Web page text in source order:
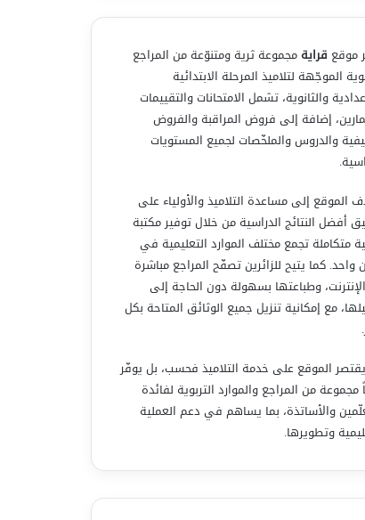
موقع قرايةمجموعة ثرية ومتنوّعة من المراجع
الموجّهة لتلاميذ المرحلة الابتدائية
والثانوية، تشمل الامتحانات والتقييمات
إضافة إلى فروض المراقبة والفروض
والدروس والملخّصات لجميع المستويات
الموقع إلى مساعدة التلاميذ والأولياء على
أفضل النتائج الدراسية من خلال توفير مكتبة
متكاملة تجمع مختلف الموارد التعليمية في
واحد. كما يتيح للزائرين تصفّح المراجع مباشرة
وطباعتها بسهولة دون الحاجة إلى
مع إمكانية تنزيل جميع الوثائق المتاحة بكل
الموقع على خدمة التلاميذ فحسب، بل يوفّر
مجموعة من المراجع والموارد التربوية لفائدة
والأساتذة، بما يساهم في دعم العملية
وتطويرها.